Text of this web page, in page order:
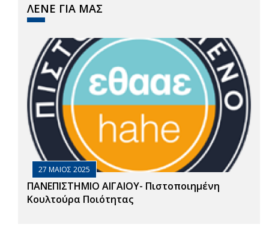
ΛΕΝΕ ΓΙΑ ΜΑΣ
27 ΜΑΙΟΣ 2025
ΠΑΝΕΠΙΣΤΗΜΙΟ ΑΙΓΑΙΟΥ- Πιστοποιημένη
Κουλτούρα Ποιότητας